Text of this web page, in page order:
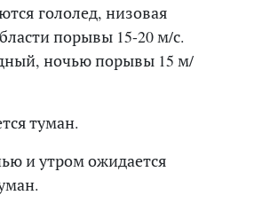
гололед, низовая
порывы 15-20 м/с.
ночью порывы 15 м/
туман.
и утром ожидается